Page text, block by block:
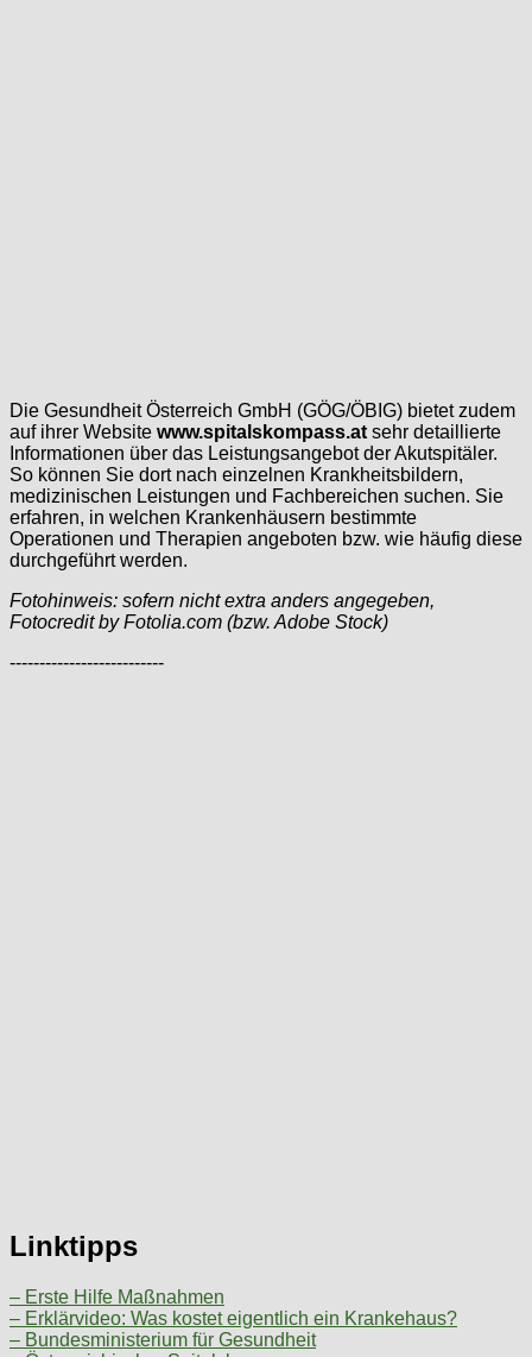
Die Gesundheit Österreich GmbH (GÖG/ÖBIG) bietet zudem
auf ihrer Website www.spitalskompass.at sehr detaillierte
Informationen über das Leistungsangebot der Akutspitäler.
So können Sie dort nach einzelnen Krankheitsbildern,
medizinischen Leistungen und Fachbereichen suchen. Sie
erfahren, in welchen Krankenhäusern bestimmte
Operationen und Therapien angeboten bzw. wie häufig diese
durchgeführt werden.
Fotohinweis: sofern nicht extra anders angegeben,
Fotocredit by Fotolia.com (bzw. Adobe Stock)
--------------------------
Linktipps
– Erste Hilfe Maßnahmen
– Erklärvideo: Was kostet eigentlich ein Krankehaus?
– Bundesministerium für Gesundheit